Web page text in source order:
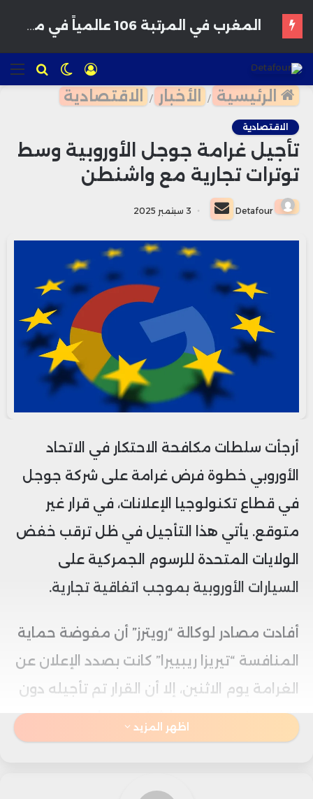
للبحث الوضع
المظلم
تسجيل
الدخول
الرئيسية / الأخبار / الاقتصادية
الاقتصادية
تأجيل غرامة جوجل الأوروبية وسط
توترات تجارية مع واشنطن
Detafour
أرسل
بريدا
إلكترونيا
3 سبتمبر 2025
أرجأت سلطات مكافحة الاحتكار في الاتحاد
الأوروبي خطوة فرض غرامة على شركة جوجل
في قطاع تكنولوجيا الإعلانات، في قرار غير
متوقع. يأتي هذا التأجيل في ظل ترقب خفض
الولايات المتحدة للرسوم الجمركية على
السيارات الأوروبية بموجب اتفاقية تجارية.
أفادت مصادر لوكالة “رويترز” أن مفوضة حماية
المنافسة “تيريزا ريبييرا” كانت بصدد الإعلان عن
الغرامة يوم الاثنين، إلا أن القرار تم تأجيله دون
تقديم تفسير رسمي لشركة جوجل.
واحدًا، وأن مفوض التجارة الأوروبي “ماروش
اظهر المزيد